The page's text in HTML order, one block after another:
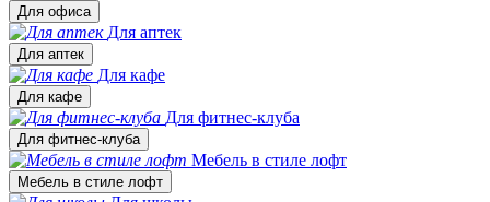
Для офиса
Для аптек
Для аптек
Для кафе
Для кафе
Для фитнес-клуба
Для фитнес-клуба
Мебель в стиле лофт
Мебель в стиле лофт